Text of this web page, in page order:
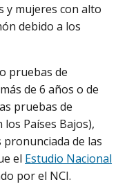
y mujeres con alto
debido a los
pruebas de
de 6 años o de
pruebas de
Países Bajos),
de las
el Estudio Nacional
por el NCI.